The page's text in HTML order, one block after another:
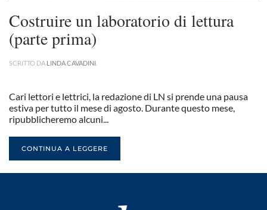
Costruire un laboratorio di lettura
(parte prima)
SCRITTO DA LINDA CAVADINI
Cari lettori e lettrici, la redazione di LN si prende una pausa
estiva per tutto il mese di agosto. Durante questo mese,
ripubblicheremo alcuni...
CONTINUA A LEGGERE